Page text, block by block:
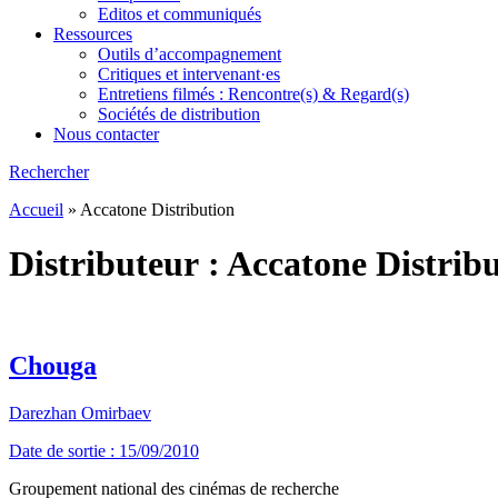
Editos et communiqués
Ressources
Outils d’accompagnement
Critiques et intervenant·es
Entretiens filmés : Rencontre(s) & Regard(s)
Sociétés de distribution
Nous contacter
Rechercher
Accueil » Accatone Distribution
Distributeur : Accatone
Chouga
Darezhan Omirbaev
Date de sortie : 15/09/2010
Groupement national des cinémas de recherche